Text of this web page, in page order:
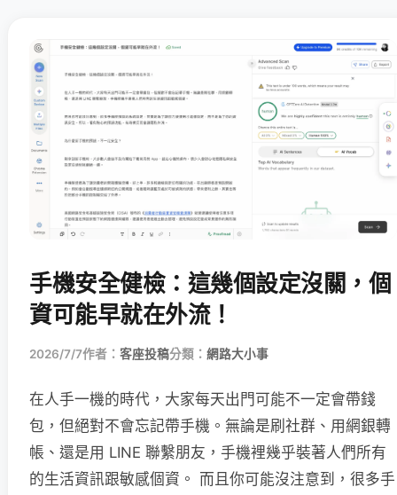
手機安全健檢：這幾個設定沒關，個
資可能早就在外流！
2026/7/7作者： 客座投稿分類： 網路大小事
在人手一機的時代，大家每天出門可能不一定會帶錢
包，但絕對不會忘記帶手機。無論是刷社群、用網銀轉
帳、還是用 LINE 聯繫朋友，手機裡幾乎裝著人們所有
的生活資訊跟敏感個資。 而且你可能沒注意到，很多手